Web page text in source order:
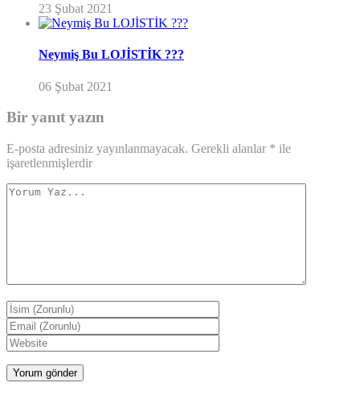
23 Şubat 2021
Neymiş Bu LOJİSTİK ???
06 Şubat 2021
Bir yanıt yazın
E-posta adresiniz yayınlanmayacak. Gerekli alanlar * ile
işaretlenmişlerdir